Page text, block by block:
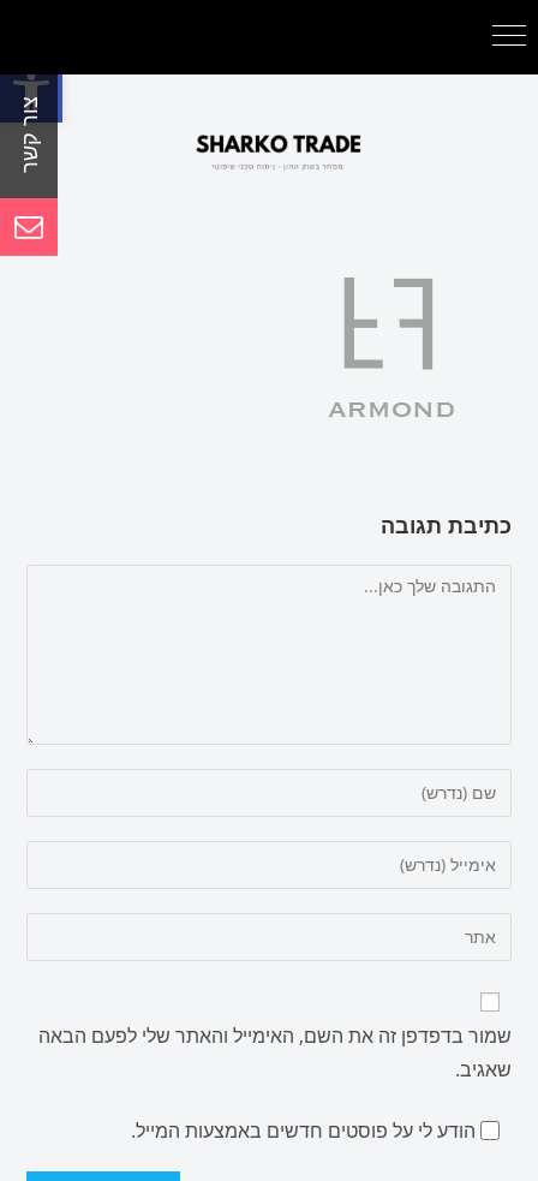
פתח סרגל נגישות
כתיבת תגובה
שמור בדפדפן זה את השם, האימייל והאתר שלי לפעם הבאה
שאגיב.
הודע לי על פוסטים חדשים באמצעות המייל.